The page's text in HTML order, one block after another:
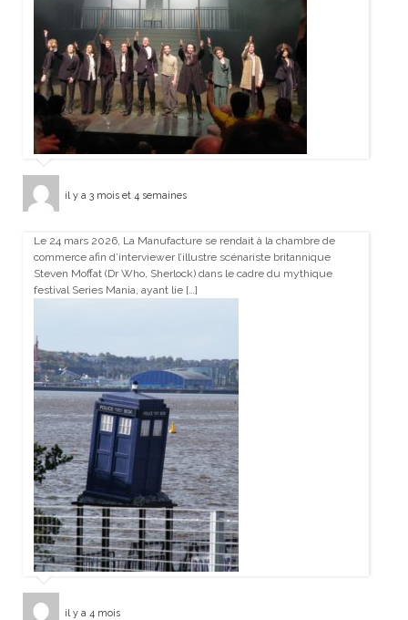
il y a 3 mois et 4 semaines
Le 24 mars 2026, La Manufacture se rendait à la chambre de
commerce afin d’interviewer l’illustre scénariste britannique
Steven Moffat (Dr Who, Sherlock) dans le cadre du mythique
festival Series Mania, ayant lie […]
il y a 4 mois